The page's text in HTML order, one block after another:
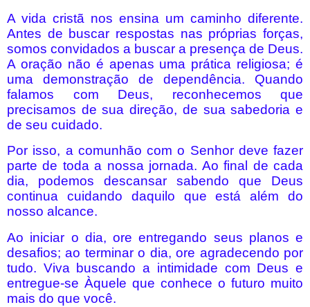
A vida cristã nos ensina um caminho diferente.
Antes de buscar respostas nas próprias forças,
somos convidados a buscar a presença de Deus.
A oração não é apenas uma prática religiosa; é
uma demonstração de dependência. Quando
falamos com Deus, reconhecemos que
precisamos de sua direção, de sua sabedoria e
de seu cuidado.
Por isso, a comunhão com o Senhor deve fazer
parte de toda a nossa jornada. Ao final de cada
dia, podemos descansar sabendo que Deus
continua cuidando daquilo que está além do
nosso alcance.
Ao iniciar o dia, ore entregando seus planos e
desafios; ao terminar o dia, ore agradecendo por
tudo. Viva buscando a intimidade com Deus e
entregue-se Àquele que conhece o futuro muito
mais do que você.